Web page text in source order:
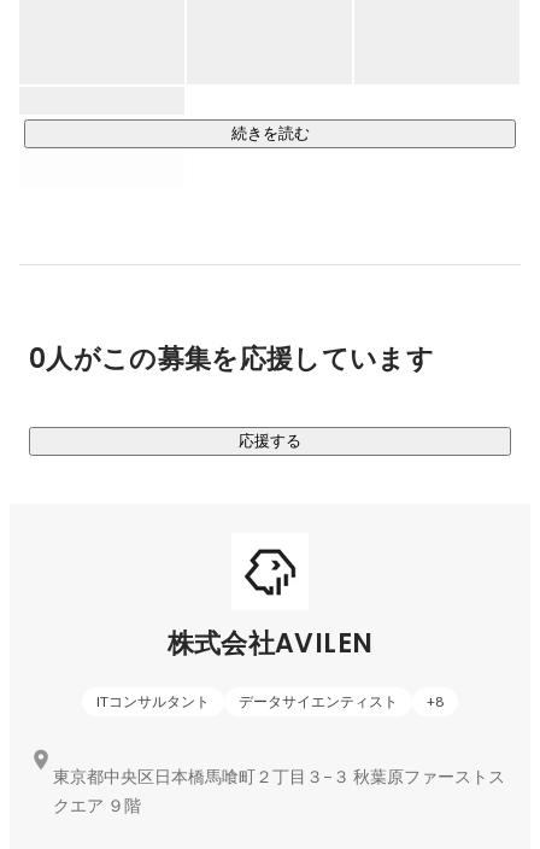
ジ化されたサービスを一気通貫で提供。
続きを読む
0人がこの募集を応援しています
応援する
株式会社AVILEN
ITコンサルタント データサイエンティスト +8
東京都中央区日本橋馬喰町２丁目３−３ 秋葉原ファーストス
クエア ９階